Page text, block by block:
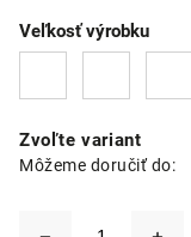
Zvoľte variant
Môžeme doručiť do:
Veľkosť výrobku